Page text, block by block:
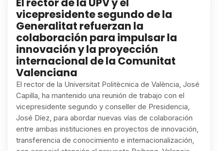
vicepresidente segundo de la
Generalitat refuerzan la
colaboración para impulsar la
innovación y la proyección
internacional de la Comunitat
Valenciana
El rector de la Universitat Politècnica de València, José
Capilla, ha mantenido una reunión de trabajo con el
vicepresidente segundo y conseller de Presidencia,
José Díez, para abordar nuevas vías de colaboración
entre ambas instituciones en proyectos de innovación,
transferencia de conocimiento e internacionalización,